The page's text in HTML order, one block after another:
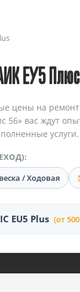
ЕУ5 Плюс
цены на
56» вас ждут
услуги.
/ Ходовая
EU5 Plus (от